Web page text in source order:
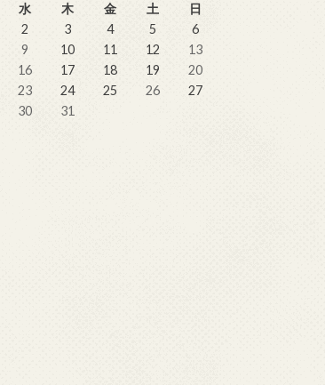
水 木 金 土
日
2 3 4 5
6
9 10 11 12
13
16 17 18 19
20
23 24 25 26
27
30
31